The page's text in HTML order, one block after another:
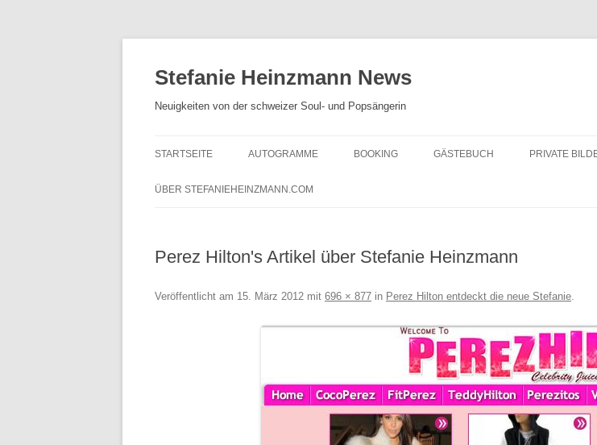
Stefanie Heinzmann News
Neuigkeiten von der schweizer Soul- und Popsängerin
STARTSEITE AUTOGRAMME BOOKING GÄSTEBUCH PRIVATE
ÜBER STEFANIEHEINZMANN.COM
Perez Hilton's Artikel über Stefanie Heinzmann
Veröffentlicht am 15. März 2012 mit 696 × 877 in Perez Hilton entdeckt die neue Stefanie.